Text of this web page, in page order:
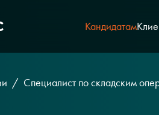
Кандидатам
Специалист по складским